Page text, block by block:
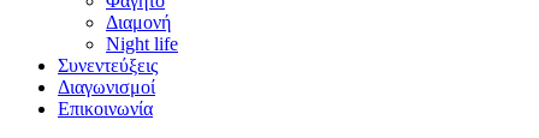
Διαμονή
Night life
Συνεντεύξεις
Διαγωνισμοί
Επικοινωνία